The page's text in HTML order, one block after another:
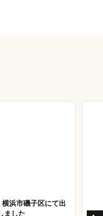
浜市磯子区にて出
ました